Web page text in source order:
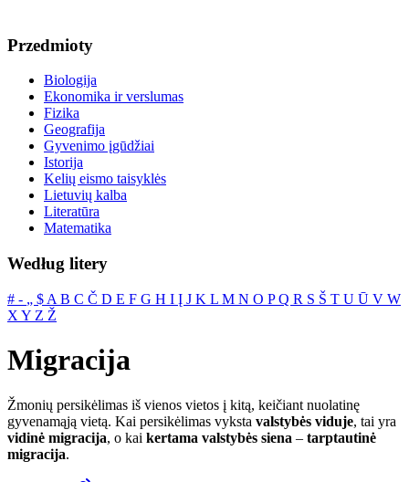
Przedmioty
Biologija
Ekonomika ir verslumas
Fizika
Geografija
Gyvenimo įgūdžiai
Istorija
Kelių eismo taisyklės
Lietuvių kalba
Literatūra
Matematika
Według litery
# ‐ „ $ A B C Č D E F G H I Į J K L M N O PQ R S Š T U Ū V W
X Y Z Ž
Migracija
Žmonių persikėlimas iš vienos vietos į kitą, keičiant nuolatinę
gyvenamąją vietą. Kai persikėlimas vyksta valstybės viduje, tai yra
vidinė migracija, o kai kertama valstybės siena – tarptautinė
migracija.